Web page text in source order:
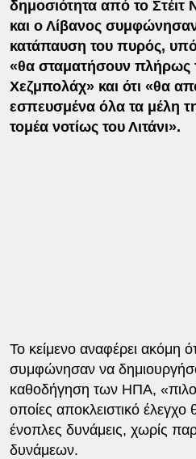
δημοσιότητα από το Στέιτ
και ο Λίβανος
κατάπαυση του πυρός,
«θα σταματήσουν πλήρως
Χεζμπολάχ» και ότι «θα
εσπευσμένα όλα τα μέλη
τομέα νοτίως του Λιτάνι».
Το κείμενο αναφέρει ακόμη
συμφώνησαν να
καθοδήγηση των ΗΠΑ,
οποίες αποκλειστικό έλεγχο
ένοπλες δυνάμεις, χωρίς
δυνάμεων.